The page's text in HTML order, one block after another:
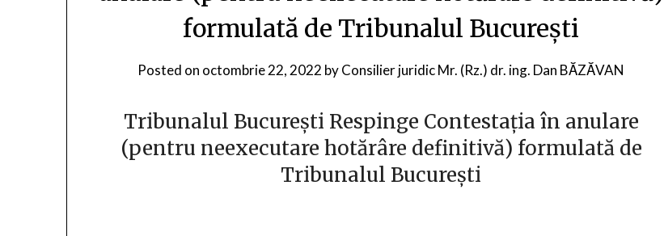
formulată de Tribunalul București
Posted on octombrie 22, 2022 byConsilier juridic Mr. (Rz.) dr. ing. Dan BĂZĂVAN
Tribunalul București Respinge Contestația în anulare
(pentru neexecutare hotărâre definitivă) formulată de
Tribunalul București